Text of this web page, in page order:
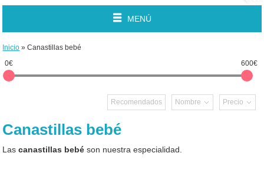
MENÚ
Inicio » Canastillas bebé
0€
600€
Precio
Nombre
Recomendados
Canastillas bebé
Lascanastillas bebé son nuestra especialidad.